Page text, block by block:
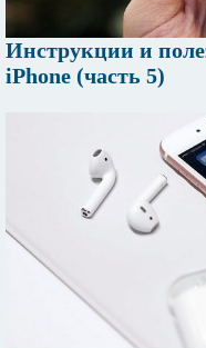
Инструкции и
iPhone (часть 5)